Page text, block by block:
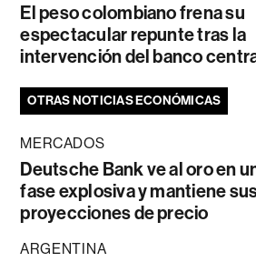
El peso colombiano frena su
espectacular repunte tras la
intervención del banco
OTRAS NOTICIAS ECONÓMICAS
MERCADOS
Deutsche Bank ve al oro en
fase explosiva y mantiene
proyecciones de precio
ARGENTINA